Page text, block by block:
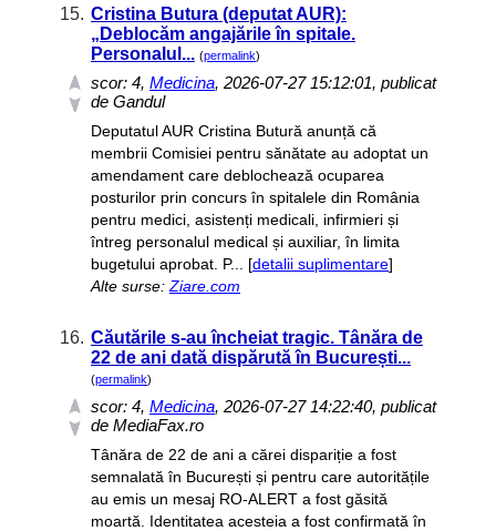
15. Cristina Butura (deputat AUR):
„Deblocăm angajările în spitale.
Personalul... (permalink)
scor: 4, Medicina, 2026-07-27 15:12:01, publicat
de Gandul
Deputatul AUR Cristina Butură anunță că
membrii Comisiei pentru sănătate au adoptat un
amendament care deblochează ocuparea
posturilor prin concurs în spitalele din România
pentru medici, asistenți medicali, infirmieri și
întreg personalul medical și auxiliar, în limita
bugetului aprobat. P... [detalii suplimentare]
Alte surse: Ziare.com
16. Căutările s-au încheiat tragic. Tânăra de
22 de ani dată dispărută în București...
(permalink)
scor: 4, Medicina, 2026-07-27 14:22:40, publicat
de MediaFax.ro
Tânăra de 22 de ani a cărei dispariție a fost
semnalată în București și pentru care autoritățile
au emis un mesaj RO-ALERT a fost găsită
moartă. Identitatea acesteia a fost confirmată în